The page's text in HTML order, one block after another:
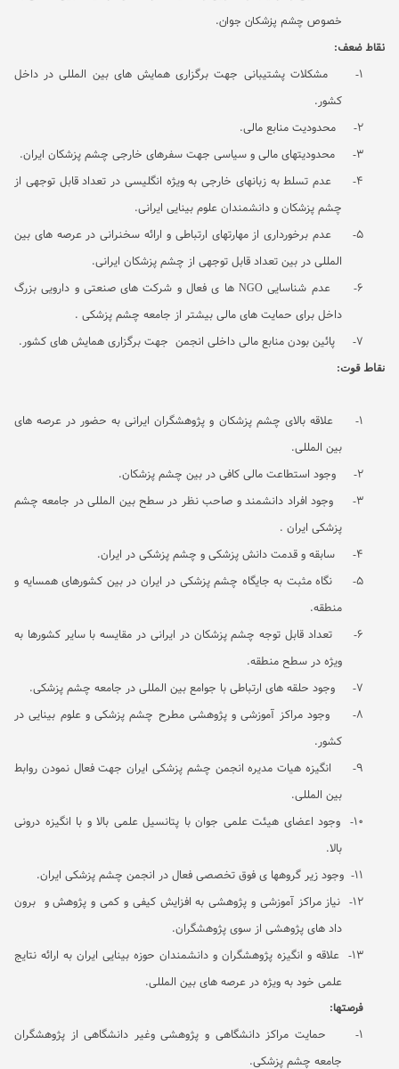
خصوص چشم پزشکان جوان.
نقاط ضعف:
1-
مشکلات پشتیبانی جهت برگزاری همایش های بین المللی در داخل
کشور.
2-
محدودیت منابع مالی.
3-
محدودیتهای مالی و سیاسی جهت سفرهای خارجی چشم پزشکان ایران.
4-
عدم تسلط به زبانهای خارجی به ویژه انگلیسی در تعداد قابل توجهی از
چشم پزشکان و دانشمندان علوم بینایی ایرانی.
5-
عدم برخورداری از مهارتهای ارتباطی و ارائه سخنرانی در عرصه های بین
المللی در بین تعداد قابل توجهی از چشم پزشکان ایرانی.
6-
عدم شناساییNGO ها ی فعال و شرکت های صنعتی و دارویی بزرگ
داخل برای حمایت های مالی بیشتر از جامعه چشم پزشکی .
7-
پائین بودن منابع مالی داخلی انجمن جهت برگزاری همایش های کشور.
نقاط قوت:
1-
علاقه بالای چشم پزشکان و پژوهشگران ایرانی به حضور در عرصه های
بین المللی.
2-
وجود استطاعت مالی کافی در بین چشم پزشکان.
3-
وجود افراد دانشمند و صاحب نظر در سطح بین المللی در جامعه چشم
پزشکی ایران .
4-
سابقه و قدمت دانش پزشکی و چشم پزشکی در ایران.
5-
نگاه مثبت به جایگاه چشم پزشکی در ایران در بین کشورهای همسایه و
منطقه.
6-
تعداد قابل توجه چشم پزشکان در ایرانی در مقایسه با سایر کشورها به
ویژه در سطح منطقه.
7-
وجود حلقه های ارتباطی با جوامع بین المللی در جامعه چشم پزشکی.
8-
وجود مراکز آموزشی و پژوهشی مطرح چشم پزشکی و علوم بینایی در
کشور.
9-
انگیزه هیات مدیره انجمن چشم پزشکی ایران جهت فعال نمودن روابط
بین المللی.
10-
وجود اعضای هیئت علمی جوان با پتانسیل علمی بالا و با انگیزه درونی
بالا.
11-
وجود زیر گروهها ی فوق تخصصی فعال در انجمن چشم پزشکی ایران.
12-
نیاز مراکز آموزشی و پژوهشی به افزایش کیفی و کمی و پژوهش و برون
داد های پژوهشی از سوی پژوهشگران.
13-
علاقه و انگیزه پژوهشگران و دانشمندان حوزه بینایی ایران به ارائه نتایج
علمی خود به ویژه در عرصه های بین المللی.
فرصتها:
1-
حمایت مراکز دانشگاهی و پژوهشی وغیر دانشگاهی از پژوهشگران
جامعه چشم پزشکی.